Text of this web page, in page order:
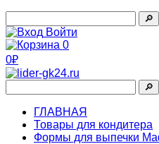
🔎︎
Войти
0
0₽
🔎︎
ГЛАВНАЯ
Товары для кондитера
Формы для выпечки